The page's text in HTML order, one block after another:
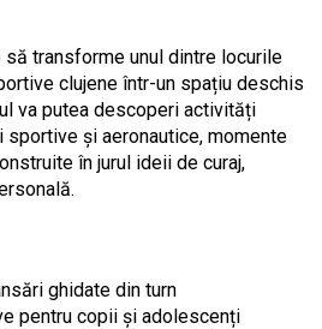
să transforme unul dintre locurile
clujene într-un spațiu deschis
va putea descoperi activități
și aeronautice, momente
în jurul ideii de curaj,
ghidate din turn
pentru copii și adolescenți